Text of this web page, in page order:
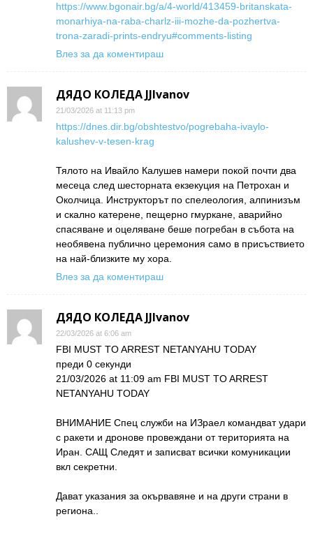
https://www.bgonair.bg/a/4-world/413459-britanskata-
monarhiya-na-raba-charlz-iii-mozhe-da-pozhertva-
trona-zaradi-prints-endryu#comments-listing
Влез за да коментираш
ДЯДО КОЛЕДА JJIvanov
21/03/2026 at 11:13 pm
https://dnes.dir.bg/obshtestvo/pogrebaha-ivaylo-
kalushev-v-tesen-krag
Тялото на Ивайло Калушев намери покой почти два
месеца след шесторната екзекуция на Петрохан и
Околчица. Инструкторът по спелеология, алпинизъм
и скално катерене, пещерно гмуркане, аварийно
спасяване и оцеляване беше погребан в събота на
необявена публично церемония само в присъствието
на най-близките му хора.
Влез за да коментираш
ДЯДО КОЛЕДА JJIvanov
22/03/2026 at 6:06 am
FBI MUST TO ARREST NETANYAHU TODAY
преди 0 секунди
21/03/2026 at 11:09 am FBI MUST TO ARREST
NETANYAHU TODAY
ВНИМАНИЕ Спец служби на ИЗраел командват удари
с ракети и дронове провеждани от територията на
Иран. САЩ Следят и записват всички комуникации
вкл секретни.
Дават указания за окървавяне и на други страни в
региона..